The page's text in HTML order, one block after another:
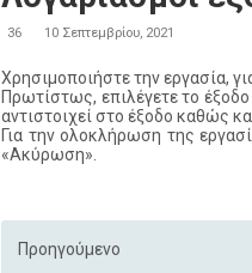
36 10 Σεπτεμβρίου, 2021
Χρησιμοποιήστε την εργασία,
Πρωτίστως, επιλέγετε το
αντιστοιχεί στο έξοδο καθώς
Για την ολοκλήρωση της
«Ακύρωση».
Προηγούμενο